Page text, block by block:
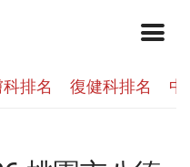
排名 復健科排名